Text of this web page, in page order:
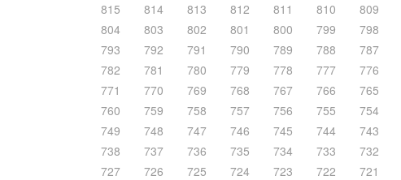
815
814 813 812 811 810 809
804
803 802 801 800 799 798
793
792 791 790 789 788 787
782
781 780 779 778 777 776
771
770 769 768 767 766 765
760
759 758 757 756 755 754
749
748 747 746 745 744 743
738
737 736 735 734 733 732
727
726 725 724 723 722 721